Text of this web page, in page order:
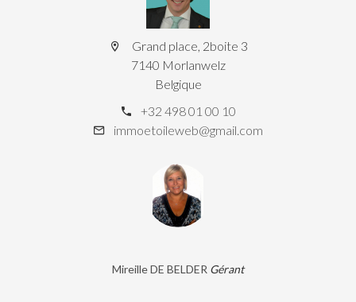
Grand place, 2boite 3
7140 Morlanwelz
Belgique
+32 498 01 00 10
immoetoileweb@gmail.com
Mireille DE BELDER Gérant